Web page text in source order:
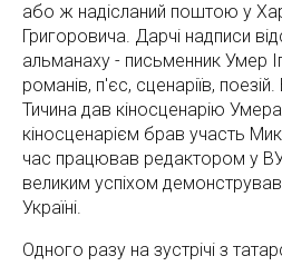
або ж надісланий поштою у
Григоровича. Дарчі надписи
альманаху - письменник Умер
романів, п'єс, сценаріїв,
Тичина дав кіносценарію Умера
кіносценарієм брав участь
час працював редактором у
великим успіхом
Україні.
Одного разу на зустрічі з